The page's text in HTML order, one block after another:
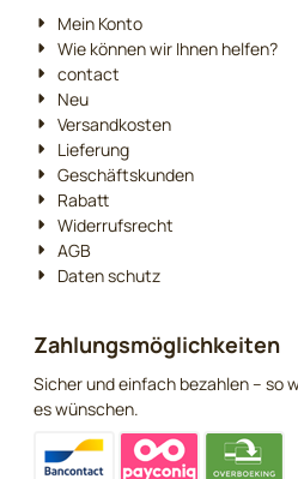
Mein Konto
Wie können wir Ihnen helfen?
contact
Neu
Versandkosten
Lieferung
Geschäftskunden
Rabatt
Widerrufsrecht
AGB
Daten schutz
Zahlungsmöglichkeiten
Sicher und einfach bezahlen – so
es wünschen.